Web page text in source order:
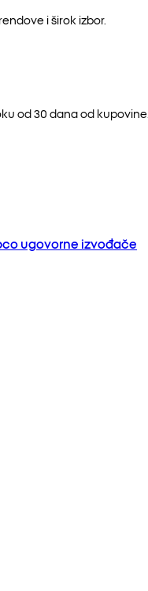
i širok izbor.
od 30 dana od kupovine.
ugovorne izvođače